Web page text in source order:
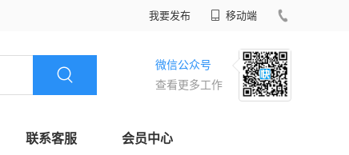
我要发布 移动端
微信公众号
查看更多工作
联系客服 会员中心